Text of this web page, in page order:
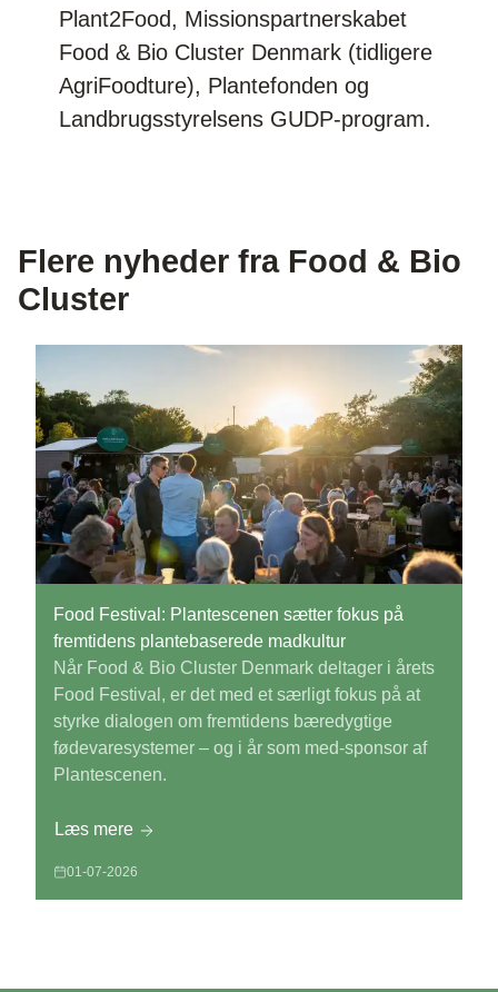
Plant2Food, Missionspartnerskabet
Food & Bio Cluster Denmark (tidligere
AgriFoodture), Plantefonden og
Landbrugsstyrelsens GUDP-program.
Flere nyheder fra Food & Bio
Cluster
Food Festival: Plantescenen sætter fokus på
fremtidens plantebaserede madkultur
Når Food & Bio Cluster Denmark deltager i årets
Food Festival, er det med et særligt fokus på at
styrke dialogen om fremtidens bæredygtige
fødevaresystemer – og i år som med-sponsor af
Plantescenen.
Læs mere
01-07-2026